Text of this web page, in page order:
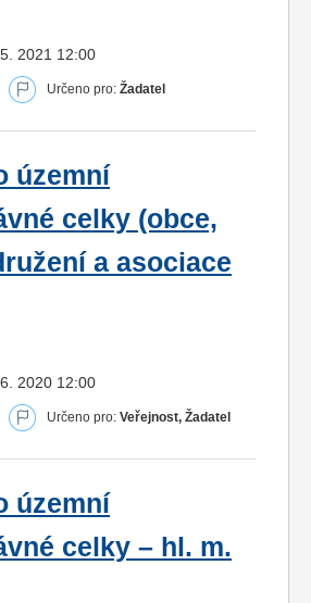
2021 12:00
Určeno pro: Žadatel
územní
celky (obce,
a asociace
2020 12:00
Určeno pro: Veřejnost, Žadatel
územní
celky – hl. m.